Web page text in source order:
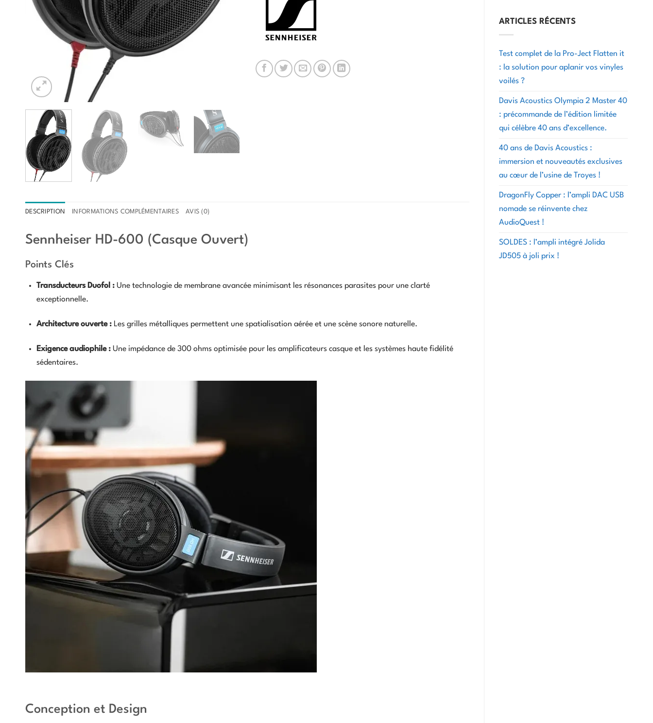
ARTICLES RÉCENTS
Test complet de la Pro-Ject Flatten it
: la solution pour aplanir vos vinyles
voilés ?
Davis Acoustics Olympia 2 Master 40
: précommande de l’édition limitée
qui célèbre 40 ans d’excellence.
40 ans de Davis Acoustics :
immersion et nouveautés exclusives
au cœur de l’usine de Troyes !
DragonFly Copper : l’ampli DAC USB
nomade se réinvente chez
AudioQuest !
SOLDES : l’ampli intégré Jolida
JD505 à joli prix !
DESCRIPTION INFORMATIONS COMPLÉMENTAIRES AVIS (0)
Sennheiser HD-600 (Casque Ouvert)
Points Clés
Transducteurs Duofol :Une technologie de membrane avancée minimisant les résonances parasites pour une clarté
exceptionnelle.
Architecture ouverte :Les grilles métalliques permettent une spatialisation aérée et une scène sonore naturelle.
Exigence audiophile :Une impédance de 300 ohms optimisée pour les amplificateurs casque et les systèmes haute fidélité
sédentaires.
Conception et Design